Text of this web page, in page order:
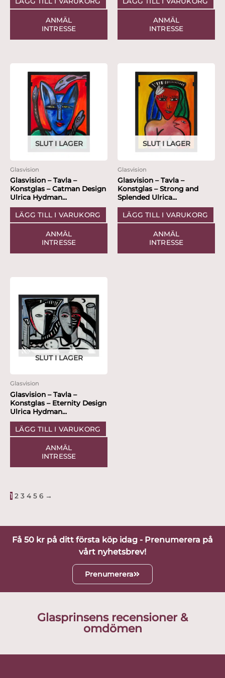
ANMÄL
INTRESSE
ANMÄL
INTRESSE
SLUT I LAGER
Glasvision
Glasvision – Tavla –
Konstglas – Catman Design
Ulrica Hydman...
LÄGG TILL I VARUKORG
ANMÄL
INTRESSE
SLUT I LAGER
Glasvision
Glasvision – Tavla –
Konstglas – Strong and
Splended Ulrica...
LÄGG TILL I VARUKORG
ANMÄL
INTRESSE
SLUT I LAGER
Glasvision
Glasvision – Tavla –
Konstglas – Eternity Design
Ulrica Hydman...
LÄGG TILL I VARUKORG
ANMÄL
INTRESSE
1 2 3 4 5 6 →
Få 50 kr på ditt första köp idag - Prenumerera på
vårt nyhetsbrev!
Prenumerera
Glasprinsens recensioner &
omdömen